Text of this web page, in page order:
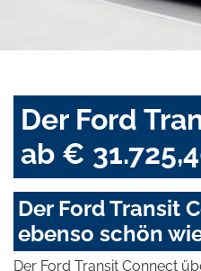
Der Ford
ab €
Der Ford Transit
ebenso schön
Der Ford Transit Connect